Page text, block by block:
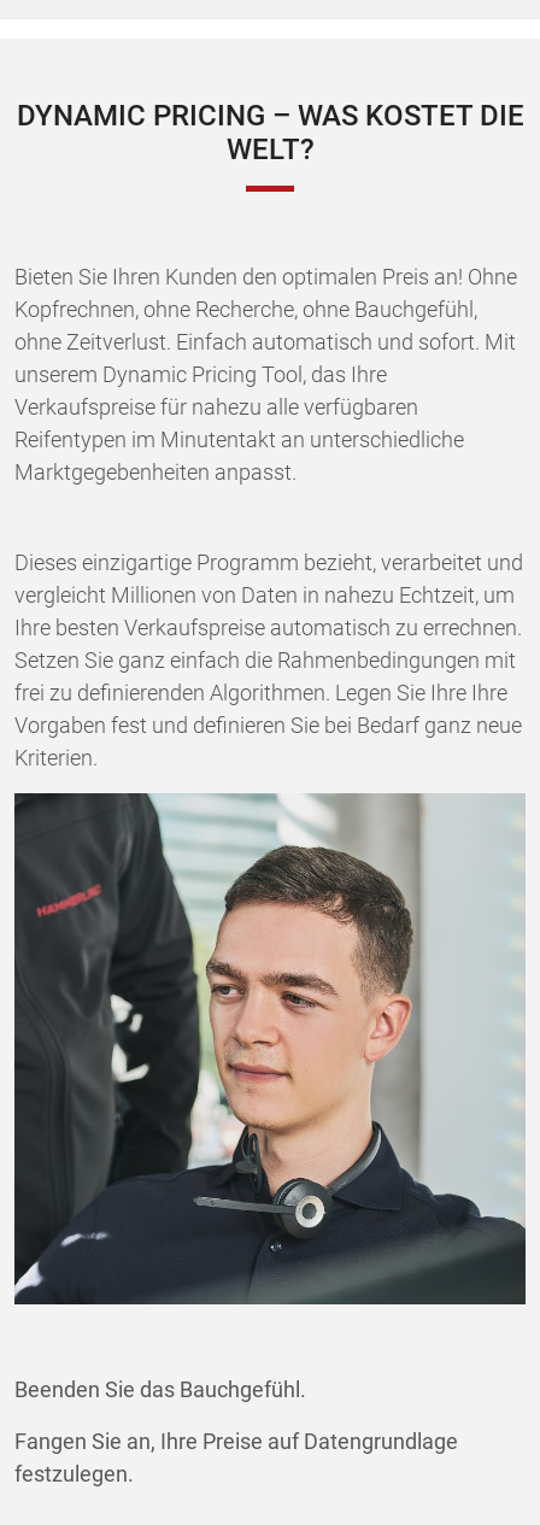
DYNAMIC PRICING – WAS KOSTET DIE
WELT?
Bieten Sie Ihren Kunden den optimalen Preis an! Ohne
Kopfrechnen, ohne Recherche, ohne Bauchgefühl,
ohne Zeitverlust. Einfach automatisch und sofort. Mit
unserem Dynamic Pricing Tool, das Ihre
Verkaufspreise für nahezu alle verfügbaren
Reifentypen im Minutentakt an unterschiedliche
Marktgegebenheiten anpasst.
Dieses einzigartige Programm bezieht, verarbeitet und
vergleicht Millionen von Daten in nahezu Echtzeit, um
Ihre besten Verkaufspreise automatisch zu errechnen.
Setzen Sie ganz einfach die Rahmenbedingungen mit
frei zu definierenden Algorithmen. Legen Sie Ihre Ihre
Vorgaben fest und definieren Sie bei Bedarf ganz neue
Kriterien.
Beenden Sie das Bauchgefühl.
Fangen Sie an, Ihre Preise auf Datengrundlage
festzulegen.